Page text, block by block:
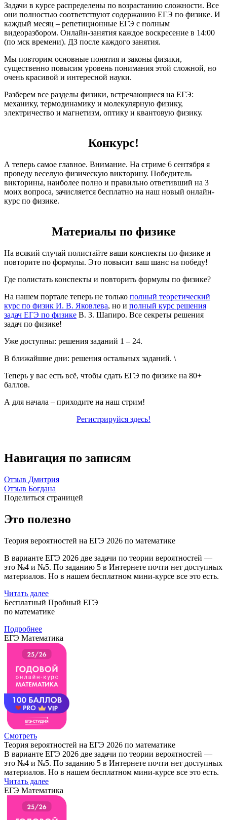
Задачи в курсе распределены по возрастанию сложности. Все
они полностью соответствуют содержанию ЕГЭ по физике. И
каждый месяц – репетиционные ЕГЭ с полным
видеоразбором. Онлайн-занятия каждое воскресение в 14:00
(по мск времени). ДЗ после каждого занятия.
Мы повторим основные понятия и законы физики,
существенно повысим уровень понимания этой сложной, но
очень красивой и интересной науки.
Разберем все разделы физики, встречающиеся на ЕГЭ:
механику, термодинамику и молекулярную физику,
электричество и магнетизм, оптику и квантовую физику.
Конкурс!
А теперь самое главное. Внимание. На стриме 6 сентября я
проведу веселую физическую викторину. Победитель
викторины, наиболее полно и правильно ответивший на 3
моих вопроса, зачисляется бесплатно на наш новый онлайн-
курс по физике.
Материалы по физике
На всякий случай полистайте ваши конспекты по физике и
повторите по формулы. Это повысит ваш шанс на победу!
Где полистать конспекты и повторить формулы по физике?
На нашем портале теперь не только полный теоретический
курс по физик И. В. Яковлева, но и полный курс решения
задач ЕГЭ по физике В. З. Шапиро. Все секреты решения
задач по физике!
Уже доступны: решения заданий 1 – 24.
В ближайшие дни: решения остальных заданий. \
Теперь у вас есть всё, чтобы сдать ЕГЭ по физике на 80+
баллов.
А для начала – приходите на наш стрим!
Регистрируйся здесь!
Навигация по записям
Отзыв Дмитрия
Отзыв Богдана
Поделиться страницей
Это полезно
Теория вероятностей на ЕГЭ 2026 по математике
В варианте ЕГЭ 2026 две задачи по теории вероятностей —
это №4 и №5. По заданию 5 в Интернете почти нет доступных
материалов. Но в нашем бесплатном мини-курсе все это есть.
Читать далее
Бесплатный Пробный ЕГЭ
по математике
Подробнее
ЕГЭ Математика
Смотреть
Теория вероятностей на ЕГЭ 2026 по математике
В варианте ЕГЭ 2026 две задачи по теории вероятностей —
это №4 и №5. По заданию 5 в Интернете почти нет доступных
материалов. Но в нашем бесплатном мини-курсе все это есть.
Читать далее
ЕГЭ Математика